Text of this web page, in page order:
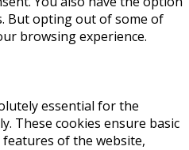
But opting out of some of
browsing experience.
essential for the
These cookies ensure basic
of the website,